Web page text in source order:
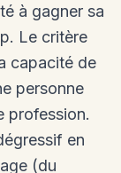
à gagner sa
Le critère
capacité de
personne
profession.
en
(du